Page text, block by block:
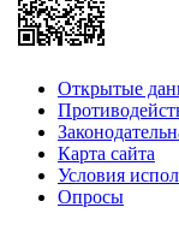
Открытые
Карта сайта
Условия
Опросы